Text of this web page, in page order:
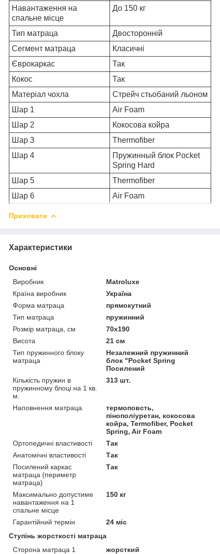
Навантаження на
спальне місце
До 150 кг
Тип матраца
Двосторонній
Сегмент матраца
Класичні
Єврокаркас
Так
Кокос
Так
Матеріал чохла
Стрейч стьобаний льоном
Шар 1
Air Foam
Шар 2
Кокосова койра
Шар 3
Thermofiber
Шар 4
Пружинный блок Pocket
Spring Hard
Шар 5
Thermofiber
Шар 6
Air Foam
Приховати
Характеристики
Основні
Виробник
Matroluxe
Країна виробник
Україна
Форма матраца
прямокутний
Тип матраца
пружинний
Розмір матраца, см
70х190
Висота
21 см
Тип пружинного блоку
матраца
Незалежний пружинний
блок "Pocket Spring
Посилений
Кількість пружин в
пружинному блоці на 1 кв.
м.
313 шт.
Наповнення матраца
термоповсть,
пінополіуретан, кокосова
койра, Termofiber, Pocket
Spring, Air Foam
Ортопедичні властивості
Так
Анатомічні властивості
Так
Посилений каркас
матраца (периметр
матраца)
Так
Максимально допустиме
навантаження на 1
спальне місце
150 кг
Гарантійний термін
24 міс
Ступінь жорсткості матраца
Сторона матраца 1
жорсткий